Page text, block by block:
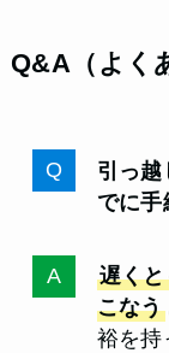
Q&A（よく
引っ越
でに手
遅く
こなう
裕を持